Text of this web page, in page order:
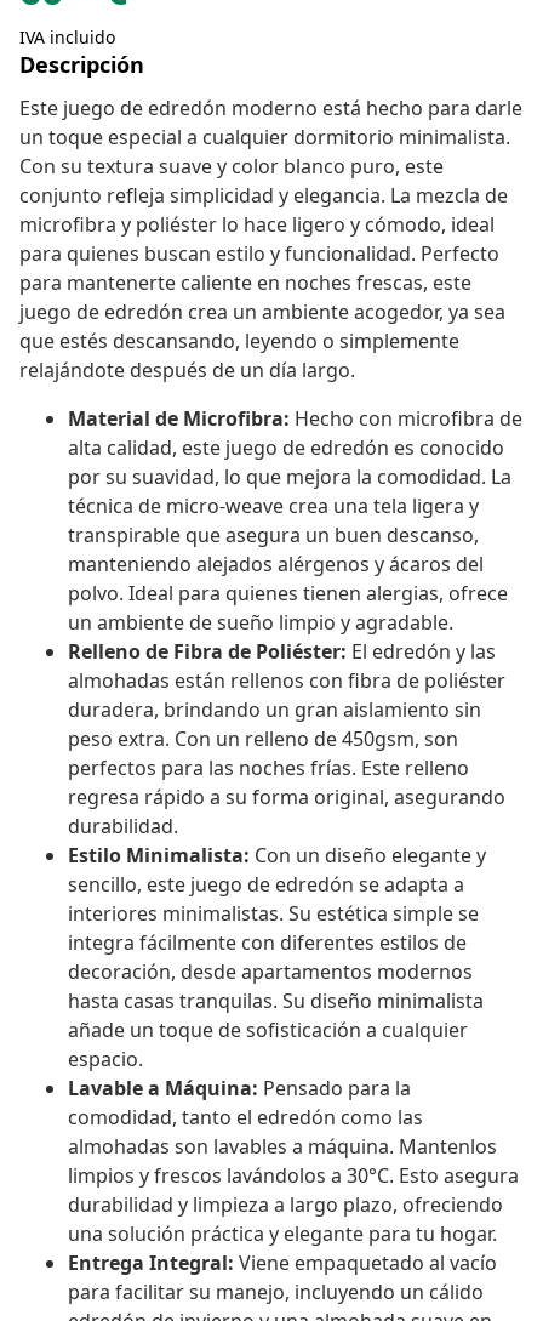
IVA incluido
Descripción
Este juego de edredón moderno está hecho para darle
un toque especial a cualquier dormitorio minimalista.
Con su textura suave y color blanco puro, este
conjunto refleja simplicidad y elegancia. La mezcla de
microfibra y poliéster lo hace ligero y cómodo, ideal
para quienes buscan estilo y funcionalidad. Perfecto
para mantenerte caliente en noches frescas, este
juego de edredón crea un ambiente acogedor, ya sea
que estés descansando, leyendo o simplemente
relajándote después de un día largo.
Material de Microfibra: Hecho con microfibra de
alta calidad, este juego de edredón es conocido
por su suavidad, lo que mejora la comodidad. La
técnica de micro-weave crea una tela ligera y
transpirable que asegura un buen descanso,
manteniendo alejados alérgenos y ácaros del
polvo. Ideal para quienes tienen alergias, ofrece
un ambiente de sueño limpio y agradable.
Relleno de Fibra de Poliéster: El edredón y las
almohadas están rellenos con fibra de poliéster
duradera, brindando un gran aislamiento sin
peso extra. Con un relleno de 450gsm, son
perfectos para las noches frías. Este relleno
regresa rápido a su forma original, asegurando
durabilidad.
Estilo Minimalista: Con un diseño elegante y
sencillo, este juego de edredón se adapta a
interiores minimalistas. Su estética simple se
integra fácilmente con diferentes estilos de
decoración, desde apartamentos modernos
hasta casas tranquilas. Su diseño minimalista
añade un toque de sofisticación a cualquier
espacio.
Lavable a Máquina: Pensado para la
comodidad, tanto el edredón como las
almohadas son lavables a máquina. Mantenlos
limpios y frescos lavándolos a 30°C. Esto asegura
durabilidad y limpieza a largo plazo, ofreciendo
una solución práctica y elegante para tu hogar.
Entrega Integral: Viene empaquetado al vacío
para facilitar su manejo, incluyendo un cálido